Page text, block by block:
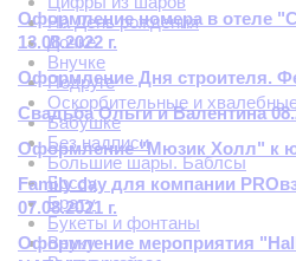
На День рождения
Дочке
Внучке
Подруге
Оскорбительные и
Бабушке
Без надписи
Большие шары. Баблсы
Боссу
Брату
Букеты и фонтаны
Внуку
Оформление номера в отеле
13.08.2022 г.
Оформление Дня строителя.
Свадьба Ольги и Валентина
Оформление "Мюзик Холл" к
Family day для компании
07.08.2021 г.
Оформление мероприятия